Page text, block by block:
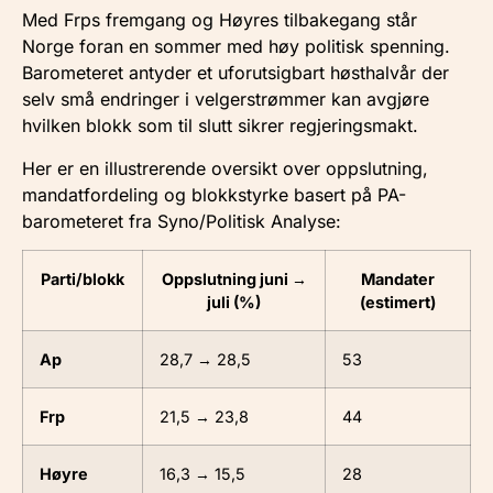
Med Frps fremgang og Høyres tilbakegang står
Norge foran en sommer med høy politisk spenning.
Barometeret antyder et uforutsigbart høsthalvår der
selv små endringer i velgerstrømmer kan avgjøre
hvilken blokk som til slutt sikrer regjeringsmakt.
Her er en illustrerende oversikt over oppslutning,
mandatfordeling og blokkstyrke basert på PA-
barometeret fra Syno/Politisk Analyse:
Parti/blokk
Oppslutning juni →
juli (%)
Mandater
(estimert)
Ap 28,7 → 28,5 53
Frp 21,5 → 23,8 44
Høyre 16,3 → 15,5 28